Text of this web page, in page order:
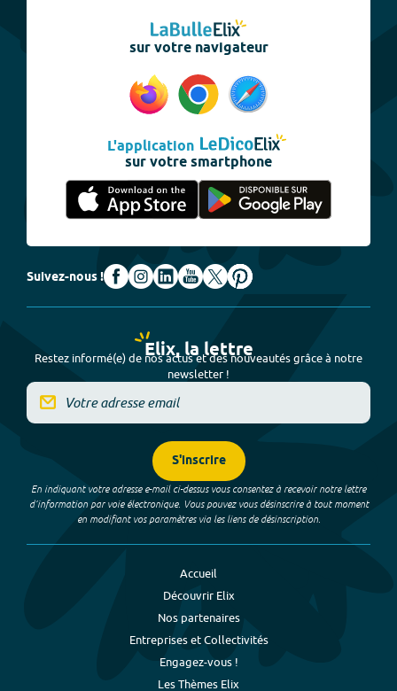
sur votre navigateur
L'application
sur votre smartphone
Suivez-nous !
Elix, la lettre
Restez informé(e) de nos actus et des nouveautés grâce à notre
newsletter !
S'inscrire
En indiquant votre adresse e-mail ci-dessus vous consentez à recevoir notre lettre
d’information par voie électronique. Vous pouvez vous désinscrire à tout moment
en modifiant vos paramètres via les liens de désinscription.
Accueil
Découvrir Elix
Nos partenaires
Entreprises et Collectivités
Engagez-vous !
Les Thèmes Elix